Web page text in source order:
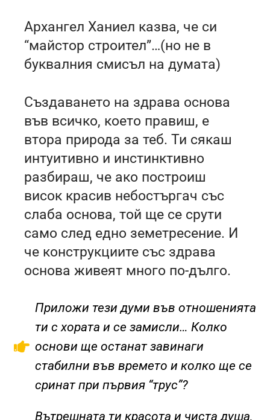
Архангел Ханиел казва, че си
“майстор строител”…(но не в
буквалния смисъл на думата)
Създаването на здрава основа
във всичко, което правиш, е
втора природа за теб. Ти сякаш
интуитивно и инстинктивно
разбираш, че ако построиш
висок красив небостъргач със
слаба основа, той ще се срути
само след едно земетресение. И
че конструкциите със здрава
основа живеят много по-дълго.
Приложи тези думи във отношенията
ти с хората и се замисли… Колко
основи ще останат завинаги
стабилни във времето и колко ще се
сринат при първия “трус”?
Вътрешната ти красота и чиста душа,